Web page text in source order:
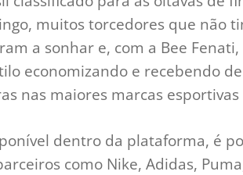
muitos torcedores que não
a sonhar e, com a Bee
economizando e recebendo
nas maiores marcas esportivas
dentro da plataforma, é
como Nike, Adidas,